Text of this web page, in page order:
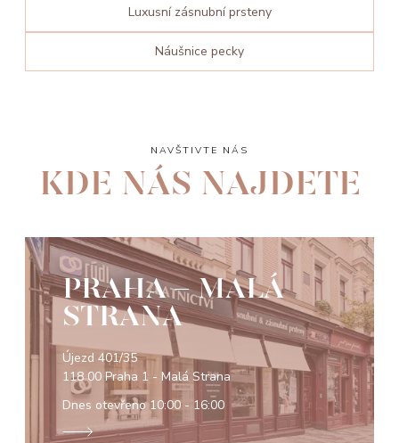
Luxusní zásnubní prsteny
Náušnice pecky
NAVŠTIVTE NÁS
KDE NÁS NAJDETE
PRAHA - MALÁ
STRANA
Újezd 401/35
118 00 Praha 1 - Malá Strana
Dnes otevřeno10:00 - 16:00